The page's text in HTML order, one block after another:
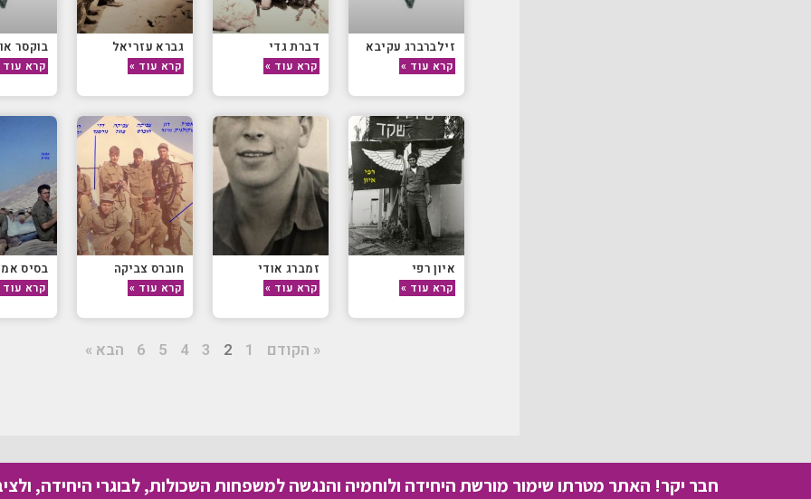
זילברברג עקיבא
קרא עוד »
דברת גדי
קרא עוד »
גברא עזריאל
קרא עוד »
בוקסר
קרא עוד
איון רפי
קרא עוד »
זמברג אודי
קרא עוד »
חוברס צביקה
קרא עוד »
בסיס
קרא עוד
« הקודם 1
2
3
4
5
6 הבא »
חבר יקר! האתר מטרתו שימור מורשת היחידה ולוחמיה והנגשה למשפחות השכולות, לבוגרי היחידה,